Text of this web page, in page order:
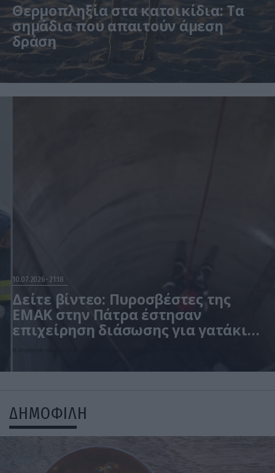
Θερμοπληξία στα κατοικίδια: Τα
σημάδια που απαιτούν άμεση
δράση
Ο καύσωνας αυξάνει τον κίνδυνο για σκύλους και γάτες
10.07.2026 21:18
Δείτε βίντεο: Πυροσβέστες της
ΕΜΑΚ στην Πάτρα έστησαν
επιχείρηση διάσωσης για γατάκι
ΔΗΜΟΦΙΛΗ